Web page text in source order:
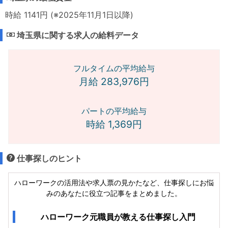
時給 1141円 (※2025年11月1日以降)
埼玉県に関する求人の給料データ
フルタイムの平均給与
月給 283,976円
パートの平均給与
時給 1,369円
仕事探しのヒント
ハローワークの活用法や求人票の見かたなど、仕事探しにお悩
みのあなたに役立つ記事をまとめました。
ハローワーク元職員が教える仕事探し入門